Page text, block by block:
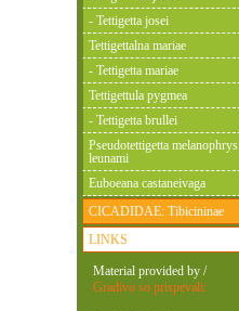
- Tettigetta josei
Tettigettalna mariae
- Tettigetta mariae
Tettigettula pygmea
- Tettigetta brullei
Pseudotettigetta melanophrys
leunami
Euboeana castaneivaga
CICADIDAE: Tibicininae
LINKS
Material provided by /
Gradivo so prispevali: